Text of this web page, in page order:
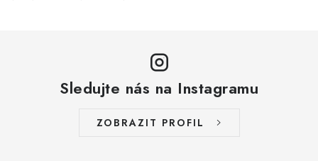
Sledujte nás na Instagramu
ZOBRAZIT PROFIL